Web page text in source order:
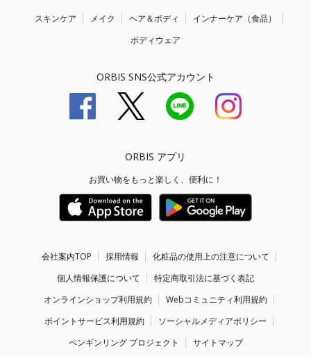
スキンケア メイク ヘア＆ボディ
インナーケア（食品）
ボディウェア
ORBIS SNS公式アカウント
ORBIS アプリ
お買い物をもっと楽しく、便利に！
会社案内TOP 採用情報
化粧品の使用上の注意について
個人情報保護について
特定商取引法に基づく表記
オンラインショップ利用規約
Webコミュニティ利用規約
ポイントサービス利用規約
ソーシャルメディアポリシー
ペンギンリング プロジェクト
サイトマップ